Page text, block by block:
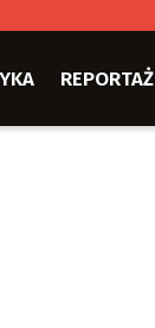
REPORTAŻ